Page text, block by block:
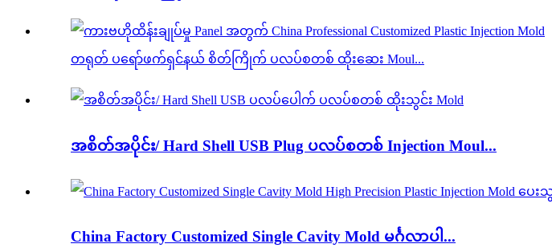
တရုတ် ပရော်ဖက်ရှင်နယ် စိတ်ကြိုက် ပလပ်စတစ် ထိုးဆေး Moul...
အစိတ်အပိုင်း/ Hard Shell USB Plug ပလပ်စတစ် Injection Moul...
China Factory Customized Single Cavity Mold မင်္ဂလာပါ...